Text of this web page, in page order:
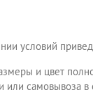
условий
и цвет
или самовывоза